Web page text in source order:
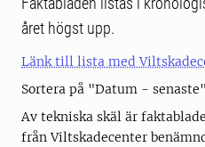
året högst upp.
Länk till lista med
Sortera på "Datum -
Av tekniska skäl är
från Viltskadecenter